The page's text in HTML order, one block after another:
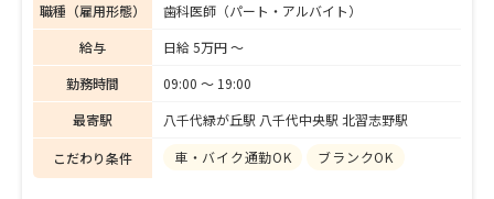
職種（雇用形態）
歯科医師（パート・アルバイト）
給与
日給 5万円 〜
勤務時間
09:00 〜 19:00
最寄駅
八千代緑が丘駅 八千代中央駅 北習志野駅
こだわり条件 車・バイク通勤OK ブランクOK